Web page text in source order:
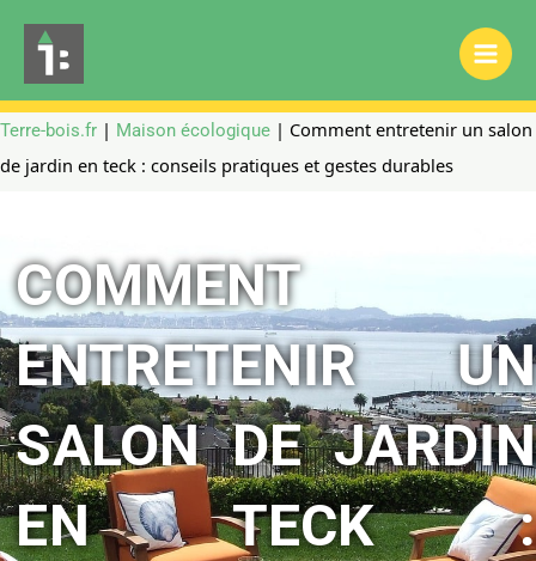
contenu
Main
Terre-bois.fr | Maison écologique | Comment entretenir un salon
de jardin en teck : conseils pratiques et gestes durables
COMMENT
ENTRETENIR UN
SALON DE JARDIN
EN TECK :